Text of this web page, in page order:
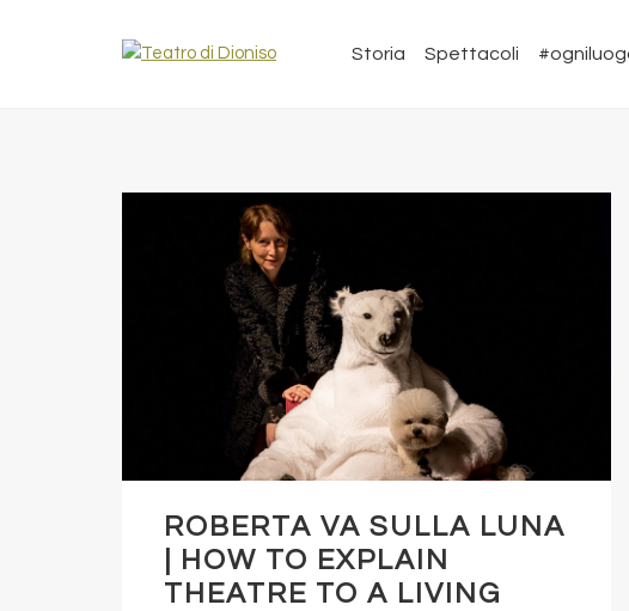
Storia Spettacoli
ROBERTA VA SULLA LUNA
| HOW TO EXPLAIN
THEATRE TO A LIVING